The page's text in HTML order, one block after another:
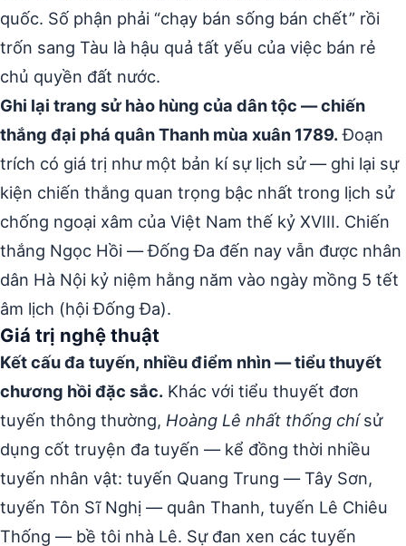
quốc. Số phận phải “chạy bán sống bán chết” rồi
trốn sang Tàu là hậu quả tất yếu của việc bán rẻ
chủ quyền đất nước.
Ghi lại trang sử hào hùng của dân tộc — chiến
thắng đại phá quân Thanh mùa xuân 1789.Đoạn
trích có giá trị như một bản kí sự lịch sử — ghi lại sự
kiện chiến thắng quan trọng bậc nhất trong lịch sử
chống ngoại xâm của Việt Nam thế kỷ XVIII. Chiến
thắng Ngọc Hồi — Đống Đa đến nay vẫn được nhân
dân Hà Nội kỷ niệm hằng năm vào ngày mồng 5 tết
âm lịch (hội Đống Đa).
Giá trị nghệ thuật
Kết cấu đa tuyến, nhiều điểm nhìn — tiểu thuyết
chương hồi đặc sắc. Khác với tiểu thuyết đơn
tuyến thông thường, Hoàng Lê nhất thống chísử
dụng cốt truyện đa tuyến — kể đồng thời nhiều
tuyến nhân vật: tuyến Quang Trung — Tây Sơn,
tuyến Tôn Sĩ Nghị — quân Thanh, tuyến Lê Chiêu
Thống — bề tôi nhà Lê. Sự đan xen các tuyến